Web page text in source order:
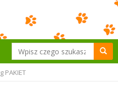
Wyszukaj
PAKIET